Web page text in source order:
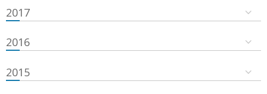
2017
2016
2015